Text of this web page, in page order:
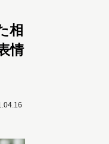
相
情